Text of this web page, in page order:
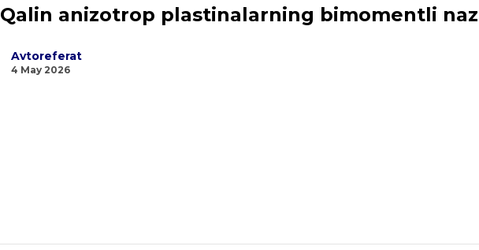
Qalin anizotrop plastinalarning bimomentli
Avtoreferat
4 May 2026